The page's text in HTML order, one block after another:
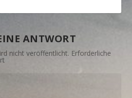
ANTWORT
nicht veröffentlicht. Erforderliche